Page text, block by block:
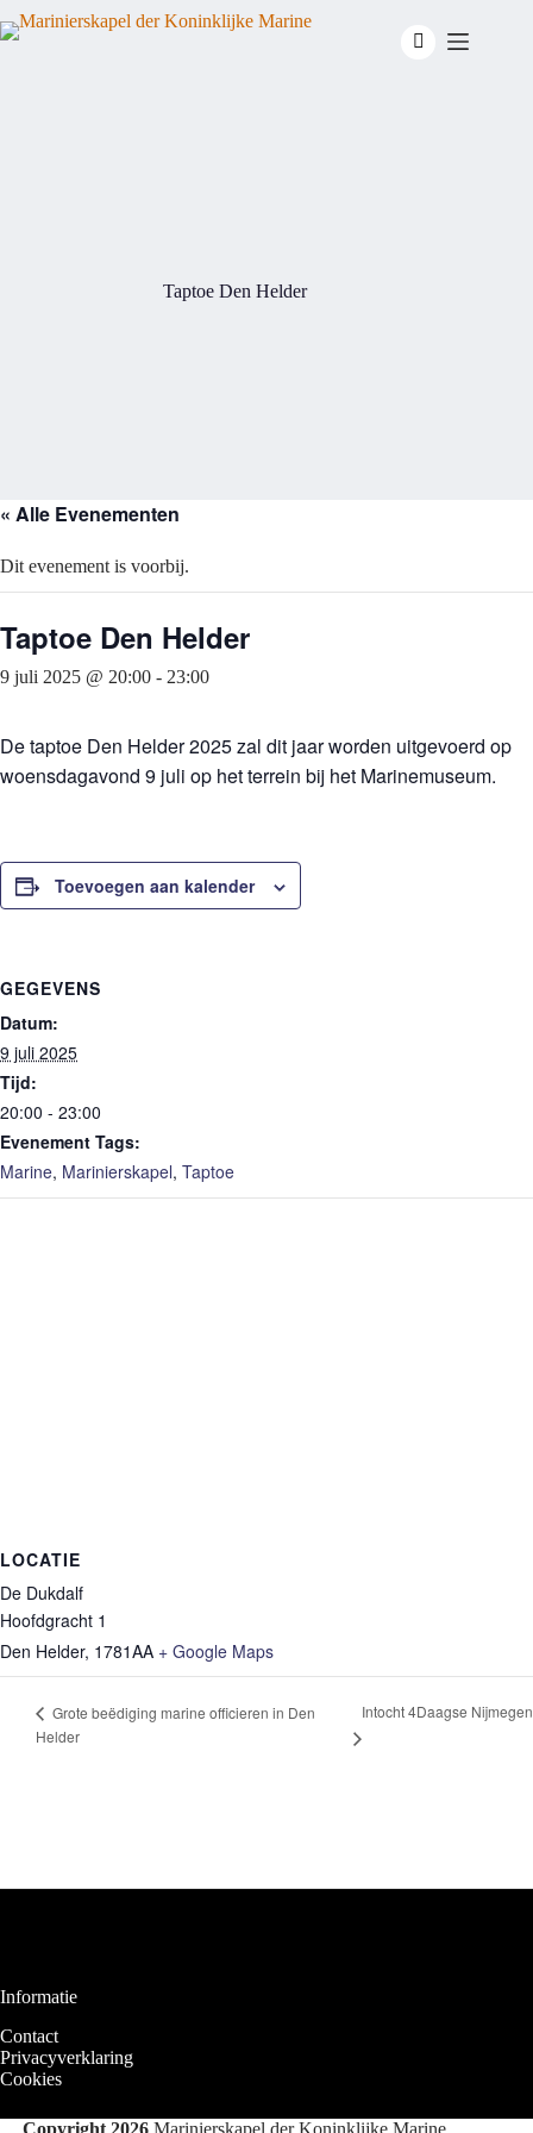
naar
Taptoe Den Helder
« Alle Evenementen
Dit evenement is voorbij.
Taptoe Den Helder
9 juli 2025 @ 20:00 - 23:00
De taptoe Den Helder 2025 zal dit jaar worden uitgevoerd op
woensdagavond 9 juli op het terrein bij het Marinemuseum.
Toevoegen aan kalender
GEGEVENS
Datum:
9 juli 2025
Tijd:
20:00 - 23:00
Evenement Tags:
Marine, Marinierskapel, Taptoe
LOCATIE
De Dukdalf
Hoofdgracht 1
Den Helder, 1781AA + Google Maps
Grote beëdiging marine officieren in Den
Helder
Intocht 4Daagse Nijmegen
Informatie
Contact
Privacyverklaring
Cookies
Copyright 2026 Marinierskapel der Koninklijke Marine